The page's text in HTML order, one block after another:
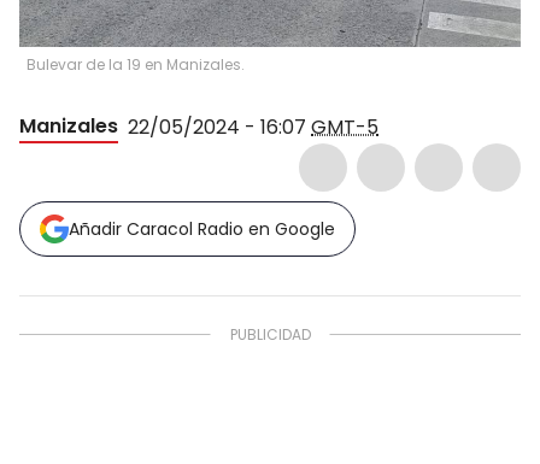
Bulevar de la 19 en Manizales.
Manizales 22/05/2024 - 16:07 GMT-5
Añadir Caracol Radio en Google